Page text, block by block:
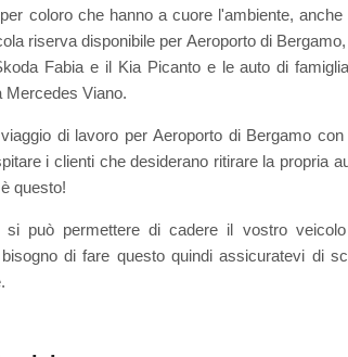
coloro che hanno a cuore l'ambiente,
riserva disponibile per Aeroporto di
Fabia e il Kia Picanto e le auto di
Mercedes Viano.
di lavoro per Aeroporto di Bergamo
i clienti che desiderano ritirare la propria
questo!
si può permettere di cadere il vostro
di fare questo quindi assicuratevi di